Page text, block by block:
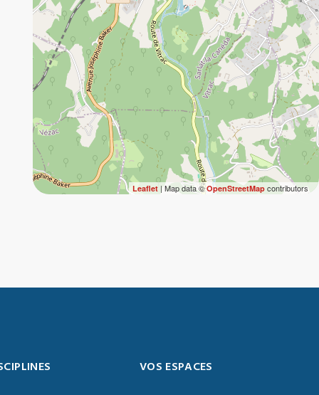
Leaflet| Map data ©OpenStreetMapcontributors
VOS ESPACES